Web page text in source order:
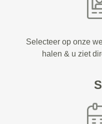
Selecteer op onze
halen & u ziet